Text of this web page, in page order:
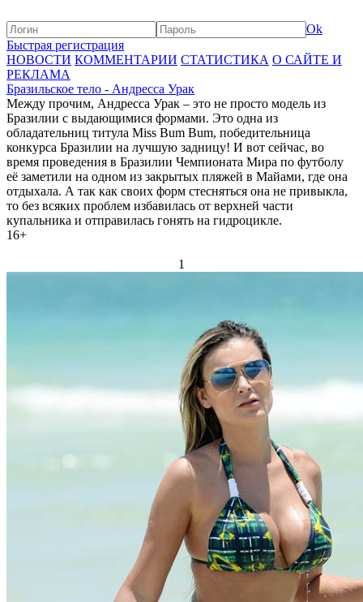
Ok
Быстрая регистрация
НОВОСТИ КОММЕНТАРИИ СТАТИСТИКА О САЙТЕ И
РЕКЛАМА
Бразильское тело - Андресса Урак
Между прочим, Андресса Урак – это не просто модель из
Бразилии с выдающимися формами. Это одна из
обладательниц титула Miss Bum Bum, победительница
конкурса Бразилии на лучшую задницу! И вот сейчас, во
время проведения в Бразилии Чемпионата Мира по футболу
её заметили на одном из закрытых пляжей в Майами, где она
отдыхала. А так как своих форм стесняться она не привыкла,
то без всяких проблем избавилась от верхней части
купальника и отправилась гонять на гидроцикле.
16+
1